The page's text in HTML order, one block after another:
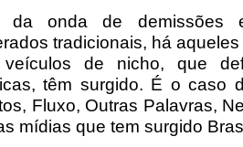
da onda de demissões
tradicionais, há
veículos de nicho, que
têm surgido. É o caso
Fluxo, Outras Palavras,
mídias que tem surgido